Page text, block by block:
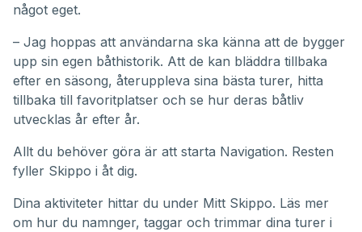
något eget.
– Jag hoppas att användarna ska känna att de bygger
upp sin egen båthistorik. Att de kan bläddra tillbaka
efter en säsong, återuppleva sina bästa turer, hitta
tillbaka till favoritplatser och se hur deras båtliv
utvecklas år efter år.
Allt du behöver göra är att starta Navigation. Resten
fyller Skippo i åt dig.
Dina aktiviteter hittar du under Mitt Skippo. Läs mer
om hur du namnger, taggar och trimmar dina turer i